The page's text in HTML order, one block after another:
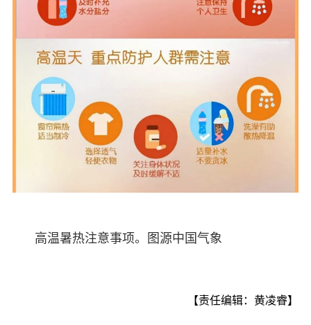
高温暑热注意事项。图源中国气象
【责任编辑：黄凌睿】